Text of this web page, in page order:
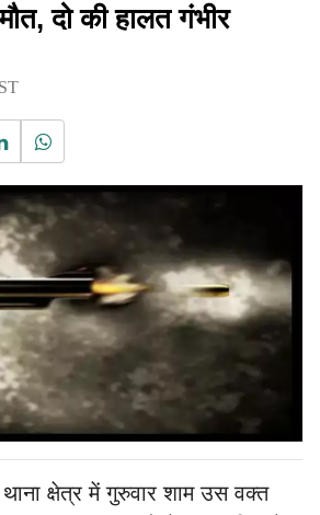
दो की हालत गंभीर
क्षेत्र में गुरुवार शाम उस वक्त